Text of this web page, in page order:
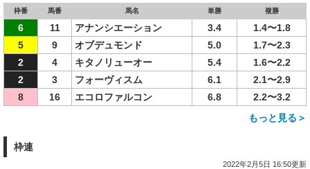
枠番 馬番 馬名 単勝 複勝
6 11 アナンシエーション 3.4
1.4〜1.8
5
9 オブデュモンド 5.0
1.7〜2.3
2
4 キタノリューオー 5.4
1.6〜2.2
2
3 フォーヴィスム 6.1
2.1〜2.9
8
16 エコロファルコン 6.8
2.2〜3.2
もっと見る＞
枠連
2022年2月5日 16:50更新